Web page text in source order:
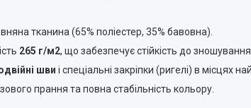
тканина (65% поліестер, 35% бавовна).
265 г/м2, що забезпечує стійкість до
шви і спеціальні закріпки (ригелі) в місцях
прання та повна стабільність кольору.